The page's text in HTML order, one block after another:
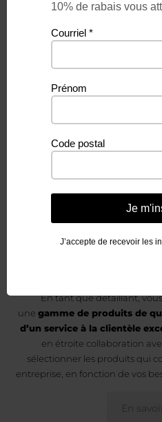
Vous
de K5
En tant que détaillant,
une gamme de produits de
d’un service à la clientèle
en étroite collaboration
sélectionner les produits qui
entreprise, en fonction de vos
En
10% de rabais vous
Courriel *
Prénom
Code postal
Je
J’accepte de recevoir les